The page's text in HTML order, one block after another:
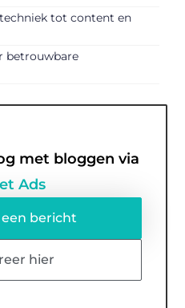
tot content en
betrouwbare
met bloggen via
Ads
bericht
hier